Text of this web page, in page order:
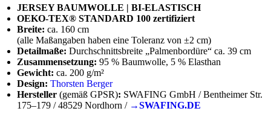
JERSEY BAUMWOLLE | BI-ELASTISCH
OEKO-TEX® STANDARD 100 zertifiziert
Breite: ca. 160 cm
(alle Maßangaben haben eine Toleranz von ±2 cm)
Detailmaße: Durchschnittsbreite „Palmenbordüre“ ca. 39 cm
Zusammensetzung: 95 % Baumwolle, 5 % Elasthan
Gewicht: ca. 200 g/m²
Design: Thorsten Berger
Hersteller (gemäß GPSR): SWAFING GmbH / Bentheimer Str.
175–179 / 48529 Nordhorn / →SWAFING.DE